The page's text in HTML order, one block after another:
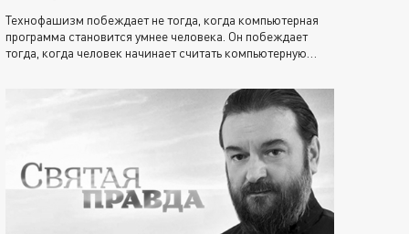
Технофашизм побеждает не тогда, когда компьютерная
программа становится умнее человека. Он побеждает
тогда, когда человек начинает считать компьютерную